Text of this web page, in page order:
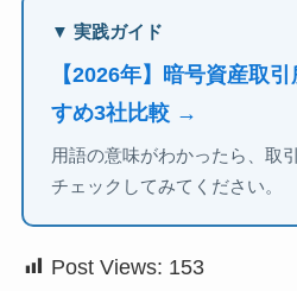
▼ 実践ガイド
【2026年】暗号資産取
すめ3社比較 →
用語の意味がわかったら、取
チェックしてみてください。
Post Views: 153